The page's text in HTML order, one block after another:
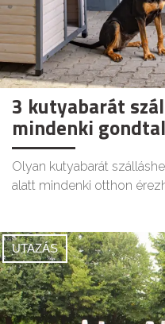
3 kutyabarát
mindenki
Olyan kutyabarát
alatt mindenki otthon
UTAZÁS